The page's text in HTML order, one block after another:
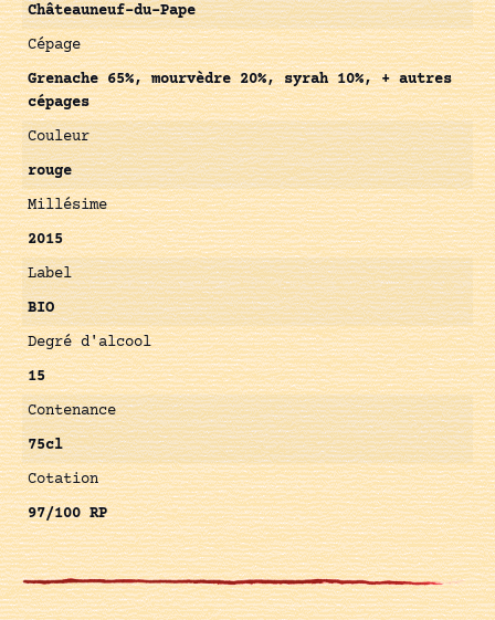
Châteauneuf-du-Pape
Cépage
Grenache 65%, mourvèdre 20%, syrah 10%, + autres
cépages
Couleur
rouge
Millésime
2015
Label
BIO
Degré d'alcool
15
Contenance
75cl
Cotation
97/100 RP